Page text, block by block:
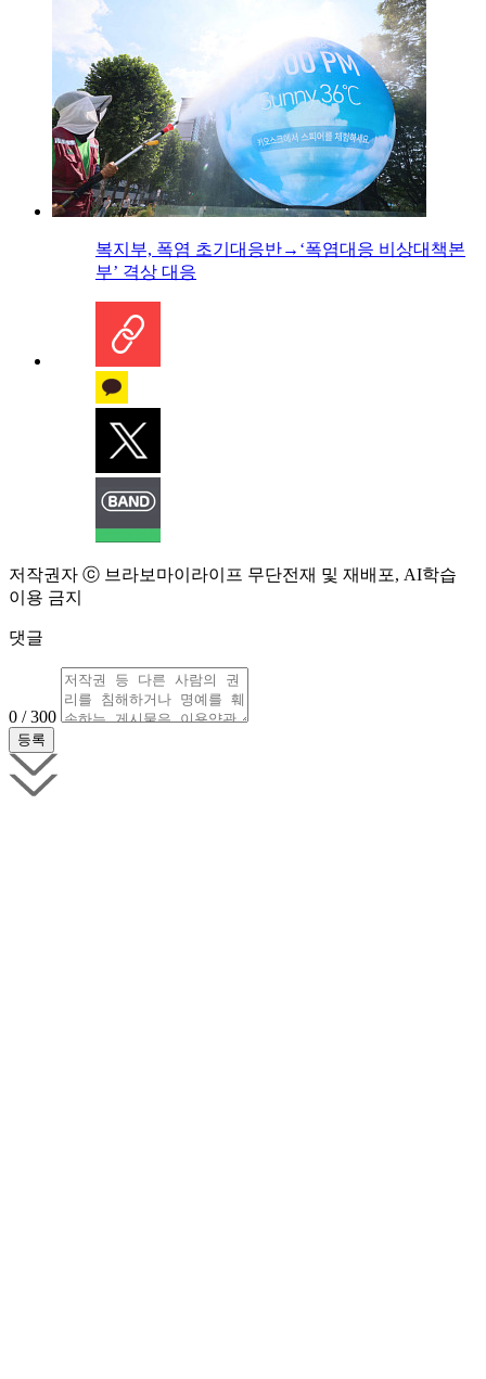
복지부, 폭염 초기대응반→‘폭염대응 비상대책본
부’ 격상 대응
저작권자 ⓒ 브라보마이라이프 무단전재 및 재배포, AI학습
이용 금지
댓글
0 / 300